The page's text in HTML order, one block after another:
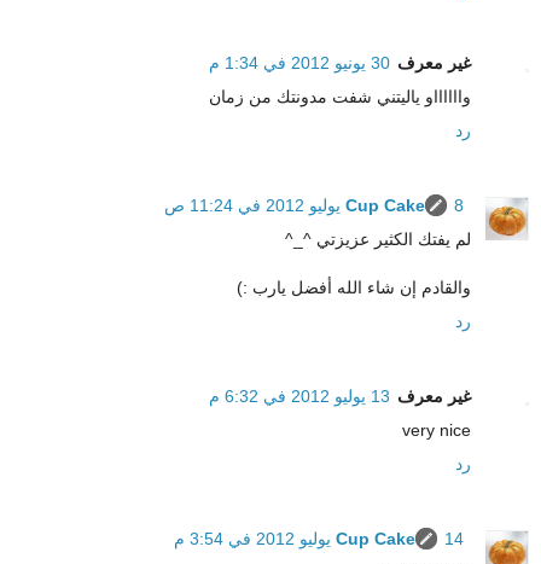
غير معرف 30 يونيو 2012 في 1:34 م
وااااااو ياليتني شفت مدونتك من زمان
رد
Cup Cake
8 يوليو 2012 في 11:24 ص
لم يفتك الكثير عزيزتي ^_^
والقادم إن شاء الله أفضل يارب :)
رد
غير معرف 13 يوليو 2012 في 6:32 م
very nice
رد
Cup Cake
14 يوليو 2012 في 3:54 م